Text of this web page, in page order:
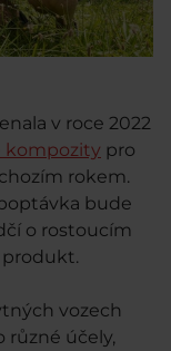
v roce 2022
kompozity pro
rokem.
bude
o rostoucím
vozech
různé účely,